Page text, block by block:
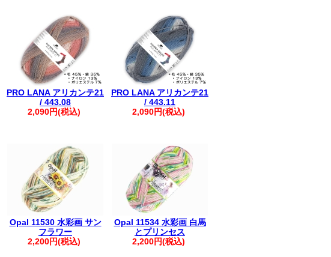
PRO LANA アリカンテ21
/ 443.08
2,090円(税込)
PRO LANA アリカンテ21
/ 443.11
2,090円(税込)
Opal 11530 水彩画 サン
フラワー
2,200円(税込)
Opal 11534 水彩画 白馬
とプリンセス
2,200円(税込)